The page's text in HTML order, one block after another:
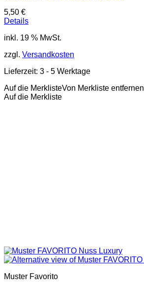
5,50 €
Details
inkl. 19 % MwSt.
zzgl. Versandkosten
Lieferzeit: 3 - 5 Werktage
Auf die MerklisteVon Merkliste entfernen
Auf die Merkliste
Muster Favorito